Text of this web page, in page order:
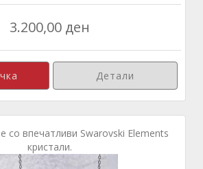
3.200,00 ден
Детали
со впечатливи Swarovski Elements
кристали.